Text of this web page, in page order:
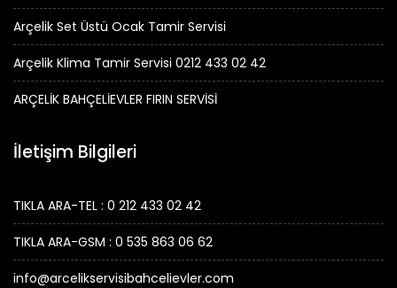
Arçelik Set Üstü Ocak Tamir Servisi
Arçelik Klima Tamir Servisi 0212 433 02 42
ARÇELİK BAHÇELİEVLER FIRIN SERVİSİ
İletişim Bilgileri
TIKLA ARA-TEL : 0 212 433 02 42
TIKLA ARA-GSM : 0 535 863 06 62
info@arcelikservisibahcelievler.com